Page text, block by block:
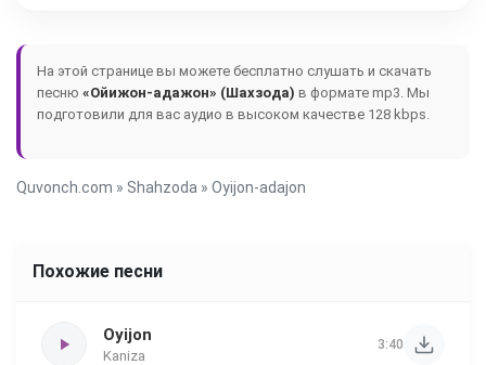
На этой странице вы можете бесплатно слушать и скачать
песню «Ойижон-адажон» (Шахзода) в формате mp3. Мы
подготовили для вас аудио в высоком качестве 128 kbps.
Quvonch.com » Shahzoda » Oyijon-adajon
Похожие песни
Oyijon
Kaniza
3:40